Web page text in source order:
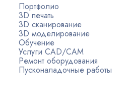
Портфолио
3D печать
3D сканирование
3D моделирование
Обучение
Услуги CAD/CAM
Ремонт оборудования
Пусконаладочные работы